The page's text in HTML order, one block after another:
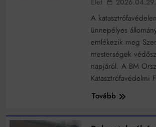
működik, ha jól van felújítva
Ingatlanpiaci szakértők szerint akár 5
nőhetnek a bérleti díjak a ponthatárhirdetés
Munkácsy nem Krisztust szépítette meg: minket
Ahol köszönnek, ott még van város
Amikor a Tetris boldogabbá tesz, mint a
Létezik tökéletes élet: Truman is elhitte
Karinthy Frigyes: a zseni, aki belenézett a saját
Élet
2026.04.29.
A
ünnepélyes
emlékezik meg
mesterségek
napjáról. A BM
Katasztrófavédelmi
Tovább